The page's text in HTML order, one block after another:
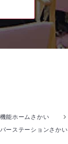
能ホームさかい
ーステーションさかい